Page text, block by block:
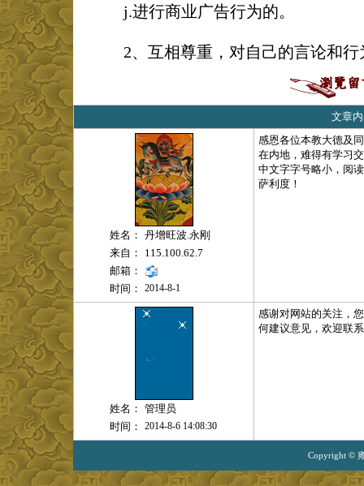
j.进行商业广告行为的。
2、互相尊重，对自己的言论和行
文章
姓名： 丹增旺波.永刚
来自：
115.100.62.7
邮箱：
时间：
2014-8-1
感恩各位本教大德及
在内地，难得有学习
中文字字号略小，阅
萨利度！
姓名： 管理员
时间：
2014-8-6 14:08:30
感谢对网站的关注，
何建议意见，欢迎联
Copyright ©